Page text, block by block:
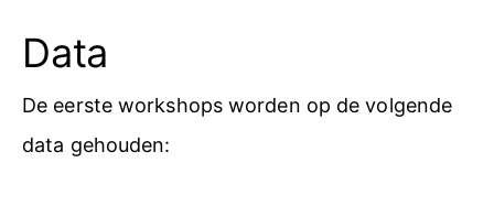
Data
De eerste workshops worden op de volgende
data gehouden: